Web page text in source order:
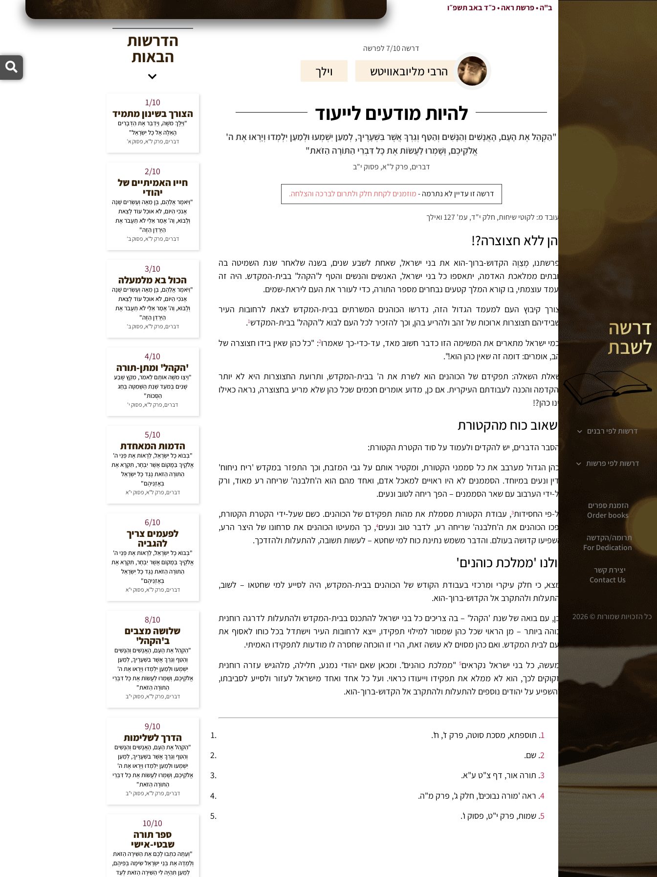
ב"ה •פרשת ראה• כ״ד באב תשפ״ו
האתר מוקדש לע"נ חווה נחמה בת יעקב משה ז"ל
דרשה
לשבת
דרשות לפי רבנים
דרשות לפי פרשות
הזמנת ספרים
Order books
תרומה/הקדשה
For Dedication
יצירת קשר
Contact Us
כל הזכויות שמורות © 2026
דרשה 7/10 לפרשה
הרבי מליובאוויטש וילך
להיות מודעים לייעוד
"הַקְהֵל אֶת הָעָם, הָאֲנָשִׁים וְהַנָּשִׁים וְהַטַּף וְגֵרְךָ אֲשֶׁר בִּשְׁעָרֶיךָ, לְמַעַן יִשְׁמְעוּ וּלְמַעַן יִלְמְדוּ וְיָרְאוּ אֶת ה'
אֱלֹקֵיכֶם, וְשָׁמְרוּ לַעֲשׂוֹת אֶת כָּל דִּבְרֵי הַתּוֹרָה הַזֹּאת"
דברים, פרק ל"א, פסוק י"ב
דרשה זו עדיין לא נתרמה -מוזמנים לקחת חלק ולתרום לברכה והצלחה.
מעובד מ: לקוטי שיחות, חלק י"ד, עמ' 127 ואילך
כהן ללא חצוצרה?!
בפרשתנו, מְצַוֶה הקדוש-ברוך-הוא את בני ישראל, שאחת לשבע שנים, בשנה שלאחר שנת השמיטה בה
שובתים ממלאכת האדמה, יתאספו כל בני ישראל, האנשים והנשים והטף ל'הקהל' בבית-המקדש. היה זה
מעמד עוצמתי, בו קורא המלך קטעים נבחרים מספר התורה, כדי לעורר את העם ליראת-שמים.
לצורך קיבוץ העם למעמד הגדול הזה, נדרשו הכוהנים המשרתים בבית-המקדש לצאת לרחובות העיר
כשבידיהם חצוצרות ארוכות של זהב ולהריע בהן, וכך להזכיר לכל העם לבוא ל'הקהל' בבית-המקדש1
.
חכמי ישראל מתארים את המשימה הזו כדבר חשוב מאד, עד-כדי-כך שאמרו2: "כל כהן שאין בידו חצוצרה של
זהב, אומרים: דומה זה שאין כהן הוא!".
נשאלת השאלה: תפקידם של הכוהנים הוא לשרת את ה' בבית-המקדש, ותרועת החצוצרות היא לא יותר
מהקדמה והכנה לעבודתם העיקרית. אם כן, מדוע אומרים חכמים שכל כהן שלא מריע בחצוצרה, נראה כאילו
אינו כהן?!
לשאוב כוח מהקטורת
להסבר הדברים, יש להקדים ולעמוד על סוד הקטרת הקטורת:
הכהן הגדול מערבב את כל סממני הקטורת, ומקטיר אותם על גבי המזבח, וכך התפזר במקדש 'ריח ניחוח'
עדין ונעים במיוחד. הסממנים לא היו ראויים למאכל אדם, ואחד מהם הוא ה'חלבנה' שריחה רע מאוד, ורק
על-ידי הערבוב עם שאר הסממנים – הפך ריחה לטוב ונעים.
על-פי החסידות3, עבודת הקטורת מסמלת את מהות תפקידם של הכוהנים. כשם שעל-ידי הקטרת הקטורת,
הפכו הכוהנים את ה'חלבנה' שריחה רע, לדבר טוב ונעים4, כך המעיטו הכוהנים את סרחונו של היצר הרע,
והשפיעו קדושה בעולם. והדבר משמש נתינת כוח למי שחטא – לעשות תשובה, להתעלות ולהזדכך.
כולנו 'ממלכת כוהנים'
נמצא, כי חלק עיקרי ומרכזי בעבודת הקודש של הכוהנים בבית-המקדש, היה לסייע למי שחטאו – לשוב,
להתעלות ולהתקרב אל הקדוש-ברוך-הוא.
לכן, עם בואה של שנת 'הקהל' – בה צריכים כל בני ישראל להתכנס בבית-המקדש ולהתעלות לדרגה רוחנית
גבוהה ביותר – מן הראוי שכל כהן שמסור למילוי תפקידו, ייצא לרחובות העיר וישתדל בכל כוחו לאסוף את
העם לבית המקדש. ואם כהן מסוים לא עושה זאת, הרי זו הוכחה שחסרה לו מודעות לתפקידו האמיתי.
למעשה, כל בני ישראל נקראים5"ממלכת כוהנים". ומכאן שאם יהודי נמנע, חלילה, מלהגיש עזרה רוחנית
לזקוקים לכך, הוא לא ממלא את תפקידו וייעודו כראוי. ועל כל אחד ואחד מישראל לעזור ולסייע לסביבתו,
ולהשפיע על יהודים נוספים להתעלות ולהתקרב אל הקדוש-ברוך-הוא.
1. תוספתא, מסכת סוטה, פרק ז', ח'.
2. שם.
3. תורה אור, דף צ"ט ע"א.
4. ראה 'מורה נבוכים', חלק ג', פרק מ"ה.
5. שמות, פרק י"ט, פסוק ו'.
הדרשות
הבאות
1/10
הצורך בשינון מתמיד
"וַיֵּלֶךְ מֹשֶׁה, וַיְדַבֵּר אֶת הַדְּבָרִים
הָאֵלֶּה אֶל כָּל יִשְׂרָאֵל"
דברים, פרק ל"א, פסוק א'
2/10
חייו האמיתיים של
יהודי
"וַיֹּאמֶר אֲלֵהֶם, בֶּן מֵאָה וְעֶשְׂרִים שָׁנָה
אָנֹכִי הַיּוֹם, לֹא אוּכַל עוֹד לָצֵאת
וְלָבוֹא, וַה' אָמַר אֵלַי לֹא תַעֲבֹר אֶת
הַיַּרְדֵּן הַזֶּה"
דברים, פרק ל"א, פסוק ב'
3/10
הכול בא מלמעלה
"וַיֹּאמֶר אֲלֵהֶם, בֶּן מֵאָה וְעֶשְׂרִים שָׁנָה
אָנֹכִי הַיּוֹם, לֹא אוּכַל עוֹד לָצֵאת
וְלָבוֹא, וַה' אָמַר אֵלַי לֹא תַעֲבֹר אֶת
הַיַּרְדֵּן הַזֶּה"
דברים, פרק ל"א, פסוק ב'
4/10
'הקהל' ומתן-תורה
"וַיְצַו מֹשֶׁה אוֹתָם לֵאמֹר, מִקֵּץ שֶׁבַע
שָׁנִים בְּמֹעֵד שְׁנַת הַשְּׁמִטָּה בְּחַג
הַסֻּכּוֹת"
דברים, פרק ל"א, פסוק י'
5/10
הדמות המאחדת
"בְּבוֹא כָל יִשְׂרָאֵל, לֵרָאוֹת אֶת פְּנֵי ה'
אֱלֹקֶיךָ בַּמָּקוֹם אֲשֶׁר יִבְחָר, תִּקְרָא אֶת
הַתּוֹרָה הַזֹּאת נֶגֶד כָּל יִשְׂרָאֵל
בְּאָזְנֵיהֶם"
דברים, פרק ל"א, פסוק י"א
6/10
לפעמים צריך
להגביה
"בְּבוֹא כָל יִשְׂרָאֵל, לֵרָאוֹת אֶת פְּנֵי ה'
אֱלֹקֶיךָ בַּמָּקוֹם אֲשֶׁר יִבְחָר, תִּקְרָא אֶת
הַתּוֹרָה הַזֹּאת נֶגֶד כָּל יִשְׂרָאֵל
בְּאָזְנֵיהֶם"
דברים, פרק ל"א, פסוק י"א
8/10
שלושה מצבים
ב'הקהל'
"הַקְהֵל אֶת הָעָם, הָאֲנָשִׁים וְהַנָּשִׁים
וְהַטַּף וְגֵרְךָ אֲשֶׁר בִּשְׁעָרֶיךָ, לְמַעַן
יִשְׁמְעוּ וּלְמַעַן יִלְמְדוּ וְיָרְאוּ אֶת ה'
אֱלֹקֵיכֶם, וְשָׁמְרוּ לַעֲשׂוֹת אֶת כָּל דִּבְרֵי
הַתּוֹרָה הַזֹּאת"
דברים, פרק ל"א, פסוק י"ב
9/10
הדרך לשלימות
"הַקְהֵל אֶת הָעָם, הָאֲנָשִׁים וְהַנָּשִׁים
וְהַטַּף וְגֵרְךָ אֲשֶׁר בִּשְׁעָרֶיךָ, לְמַעַן
יִשְׁמְעוּ וּלְמַעַן יִלְמְדוּ וְיָרְאוּ אֶת ה'
אֱלֹקֵיכֶם, וְשָׁמְרוּ לַעֲשׂוֹת אֶת כָּל דִּבְרֵי
הַתּוֹרָה הַזֹּאת"
דברים, פרק ל"א, פסוק י"ב
10/10
ספר תורה
שבטי-אישי
"וְעַתָּה כִּתְבוּ לָכֶם אֶת הַשִּׁירָה הַזֹּאת
וְלַמְּדָהּ אֶת בְּנֵי יִשְׂרָאֵל שִׂימָהּ בְּפִיהֶם,
לְמַעַן תִּהְיֶה לִּי הַשִּׁירָה הַזֹּאת לְעֵד